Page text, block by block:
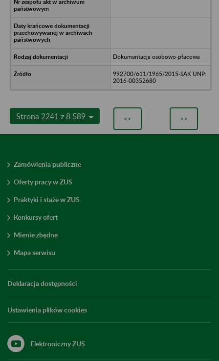
Dokumentacja osobowo-płacowa
992700/611/1965/2015-SAK UNP:
2016-00352680
Strona 2241 z 8 589 << >>
Zamówienia publiczne
Oferty pracy w ZUS
Praktyki i staże w ZUS
Konkursy ofert
Mienie zbędne
Mapa serwisu
Deklaracja dostępności
Ustawienia plików cookies
Elektroniczny ZUS